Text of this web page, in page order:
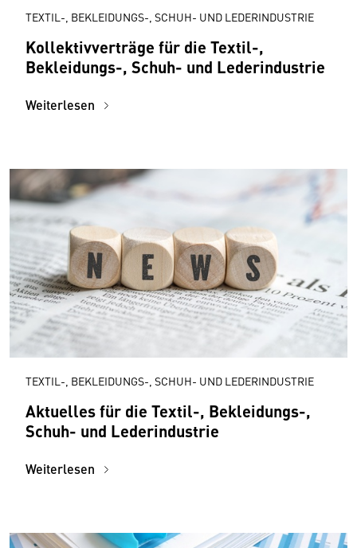
TEXTIL-, BEKLEIDUNGS-, SCHUH- UND LEDERINDUSTRIE
Kollektivverträge für die Textil-,
Bekleidungs-, Schuh- und Lederindustrie
Weiterlesen
TEXTIL-, BEKLEIDUNGS-, SCHUH- UND LEDERINDUSTRIE
Aktuelles für die Textil-, Bekleidungs-,
Schuh- und Lederindustrie
Weiterlesen